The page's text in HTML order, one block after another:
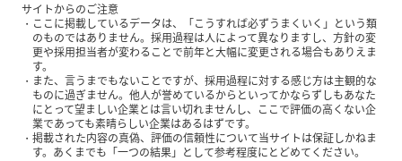
サイトからのご注意
ここに掲載しているデータは、「こうすれば必ずうまくいく」という類
のものではありません。採用過程は人によって異なりますし、方針の変
更や採用担当者が変わることで前年と大幅に変更される場合もありえま
す。
また、言うまでもないことですが、採用過程に対する感じ方は主観的な
ものに過ぎません。他人が誉めているからといってかならずしもあなた
にとって望ましい企業とは言い切れませんし、ここで評価の高くない企
業であっても素晴らしい企業はあるはずです。
掲載された内容の真偽、評価の信頼性について当サイトは保証しかねま
す。あくまでも「一つの結果」として参考程度にとどめてください。